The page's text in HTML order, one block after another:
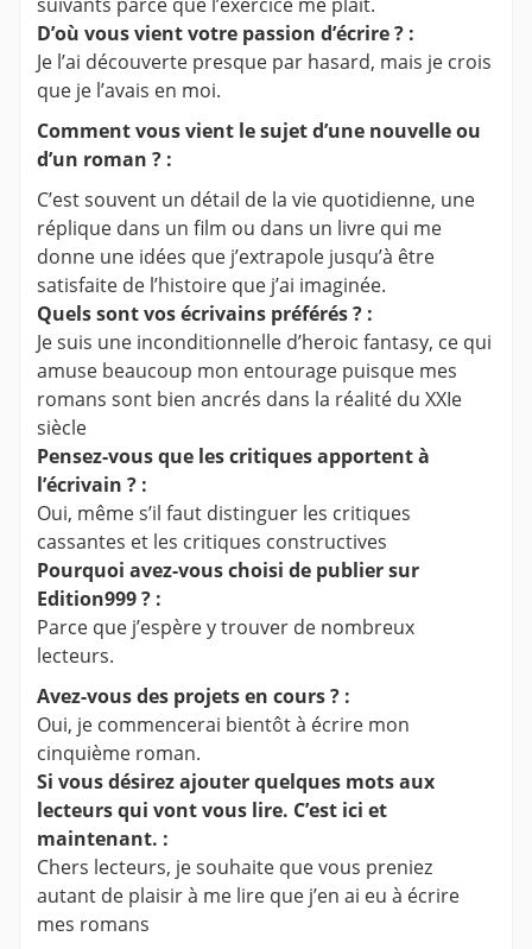
D’où vous vient votre passion d’écrire ? :
Je l’ai découverte presque par hasard, mais je crois
que je l’avais en moi.
Comment vous vient le sujet d’une nouvelle ou
d’un roman ? :
C’est souvent un détail de la vie quotidienne, une
réplique dans un film ou dans un livre qui me
donne une idées que j’extrapole jusqu’à être
satisfaite de l’histoire que j’ai imaginée.
Quels sont vos écrivains préférés ? :
Je suis une inconditionnelle d’heroic fantasy, ce qui
amuse beaucoup mon entourage puisque mes
romans sont bien ancrés dans la réalité du XXIe
siècle
Pensez-vous que les critiques apportent à
l’écrivain ? :
Oui, même s’il faut distinguer les critiques
cassantes et les critiques constructives
Pourquoi avez-vous choisi de publier sur
Edition999 ? :
Parce que j’espère y trouver de nombreux
lecteurs.
Avez-vous des projets en cours ? :
Oui, je commencerai bientôt à écrire mon
cinquième roman.
Si vous désirez ajouter quelques mots aux
lecteurs qui vont vous lire. C’est ici et
maintenant. :
Chers lecteurs, je souhaite que vous preniez
autant de plaisir à me lire que j’en ai eu à écrire
mes romans